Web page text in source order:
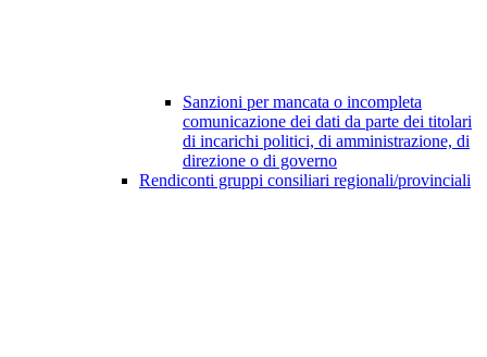
Sanzioni per mancata o incompleta
comunicazione dei dati da parte dei titolari
di incarichi politici, di amministrazione, di
direzione o di governo
Rendiconti gruppi consiliari regionali/provinciali